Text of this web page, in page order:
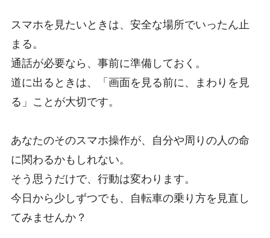
スマホを見たいときは、安全な場所でいったん止
まる。
通話が必要なら、事前に準備しておく。
道に出るときは、「画面を見る前に、まわりを見
る」ことが大切です。
あなたのそのスマホ操作が、自分や周りの人の命
に関わるかもしれない。
そう思うだけで、行動は変わります。
今日から少しずつでも、自転車の乗り方を見直し
てみませんか？